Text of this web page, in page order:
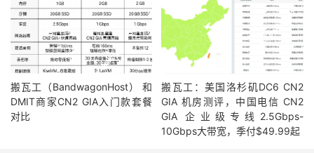
搬瓦工（BandwagonHost） 和
DMIT商家CN2 GIA入门款套餐
对比
搬瓦工：美国洛杉矶DC6 CN2
GIA 机房测评，中国电信 CN2
GIA 企业级专线2.5Gbps-
10Gbps大带宽，季付$49.99起